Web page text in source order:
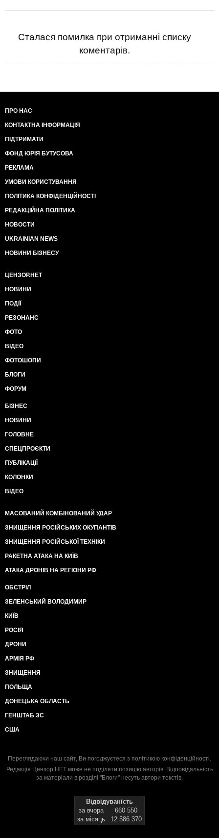
Сталася помилка при отриманні списку
коментарів.
ПРО НАС
КОНТАКТНА ІНФОРМАЦІЯ
ПІДТРИМАТИ
ФОНД ЮРІЯ БУТУСОВА
РЕКЛАМА
УМОВИ КОРИСТУВАННЯ
ПОЛІТИКА КОНФІДЕНЦІЙНОСТІ
РЕДАКЦІЙНА ПОЛІТИКА
НОВОСТИ
UKRAINIAN NEWS
НОВИНИ БІЗНЕСУ
ЦЕНЗОР.НЕТ
НОВИНИ
ПОДІЇ
РЕЗОНАНС
ФОТО
ВІДЕО
ФОТОШОПИ
БЛОГИ
ФОРУМ
БІЗНЕС
НОВИНИ
ГОЛОВНЕ
СПЕЦПРОЄКТИ
ПУБЛІКАЦІЇ
КОЛОНКИ
ВІДЕО
МАСОВАНИЙ КОМБІНОВАНИЙ УДАР
ЗНИЩЕННЯ РОСІЙСЬКИХ ОКУПАНТІВ
ЗНИЩЕННЯ РОСІЙСЬКОЇ ТЕХНІКИ
РАКЕТНА АТАКА НА КИЇВ
АТАКА ДРОНІВ НА РЕГІОНИ РФ
ОБСТРІЛ
ЗЕЛЕНСЬКИЙ ВОЛОДИМИР
КИЇВ
РОСІЯ
ДРОНИ
АРМІЯ РФ
ЗНИЩЕННЯ
ПОЛЬЩА
ДОНЕЦЬКА ОБЛАСТЬ
ГЕНШТАБ ЗС
США
Переглядаючи наш сайт, Ви погоджуєтеся з політикою конфіденційності.
Редакція Цензор.НЕТ може не поділяти позицію авторів. Відповідальність
за матеріали в розділі "Блоги" несуть автори текстів.
Відвідуваність
за вчора
660 550
за місяць
12 586 370